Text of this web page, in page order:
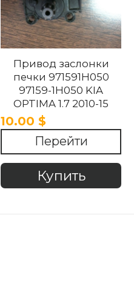
Привод заслонки
печки 971591H050
97159-1H050 KIA
OPTIMA 1.7 2010-15
10.00 $
Перейти
Купить